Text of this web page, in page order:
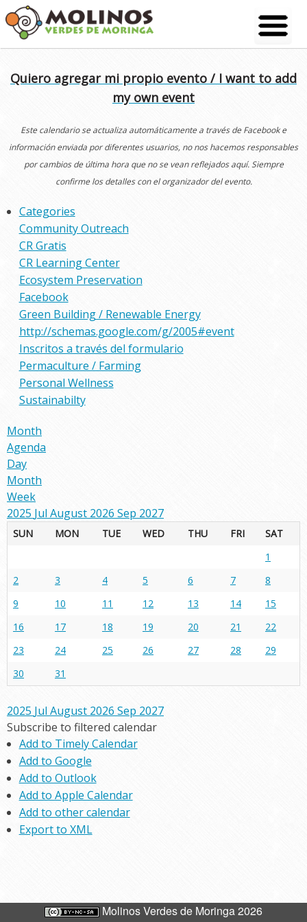
Skip
to
content
Quiero agregar mi propio evento / I want to add
my own event
Este calendario se actualiza automáticamente a través de Facebook e
información enviada por diferentes usuarios, no nos hacemos responsables
por cambios de última hora que no se vean reflejados aquí. Siempre
confirme los detalles con el organizador del evento.
Categories
Community Outreach
CR Gratis
CR Learning Center
Ecosystem Preservation
Facebook
Green Building / Renewable Energy
http://schemas.google.com/g/2005#event
Inscritos a través del formulario
Permaculture / Farming
Personal Wellness
Sustainabilty
Month
Agenda
Day
Month
Week
2025 JulAugust 2026 Sep 2027
SUN MON TUE WED THU FRI
SAT
1
2
3 4 5 6 7
8
9
10 11 12 13 14
15
16
17 18 19 20 21
22
23
24 25 26 27 28
29
30
31
2025 JulAugust 2026 Sep 2027
Subscribe to filtered calendar
Add to Timely Calendar
Add to Google
Add to Outlook
Add to Apple Calendar
Add to other calendar
Export to XML
Molinos Verdes de Moringa 2026